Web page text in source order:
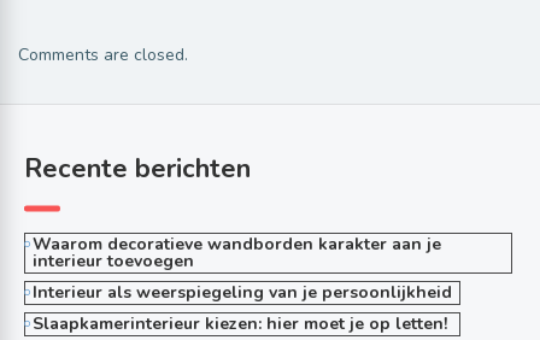
Comments are closed.
Recente berichten
Waarom decoratieve wandborden karakter aan je
interieur toevoegen
Interieur als weerspiegeling van je persoonlijkheid
Slaapkamerinterieur kiezen: hier moet je op letten!